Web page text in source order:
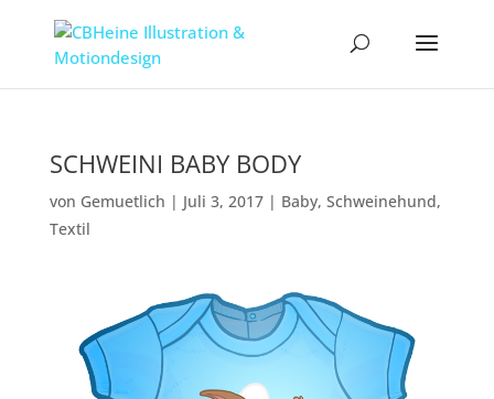
SCHWEINI BABY BODY
von Gemuetlich | Juli 3, 2017| Baby, Schweinehund,
Textil